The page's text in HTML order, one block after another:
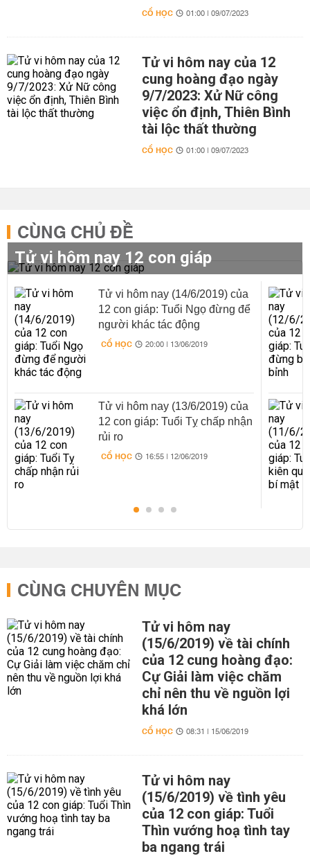
CỔ HỌC 01:00 | 09/07/2023
Tử vi hôm nay của 12
cung hoàng đạo ngày
9/7/2023: Xử Nữ công
việc ổn định, Thiên Bình
tài lộc thất thường
CỔ HỌC 01:00 | 09/07/2023
CÙNG CHỦ ĐỀ
Tử vi hôm nay 12 con giáp
Tử vi hôm nay (14/6/2019) của
12 con giáp: Tuổi Ngọ đừng để
người khác tác động
CỔ HỌC 20:00 | 13/06/2019
Tử vi hôm nay (13/6/2019) của
12 con giáp: Tuổi Tỵ chấp nhận
rủi ro
CỔ HỌC 16:55 | 12/06/2019
CÙNG CHUYÊN MỤC
Tử vi hôm nay
(15/6/2019) về tài chính
của 12 cung hoàng đạo:
Cự Giải làm việc chăm
chỉ nên thu về nguồn lợi
khá lớn
CỔ HỌC 08:31 | 15/06/2019
Tử vi hôm nay
(15/6/2019) về tình yêu
của 12 con giáp: Tuổi
Thìn vướng hoạ tình tay
ba ngang trái